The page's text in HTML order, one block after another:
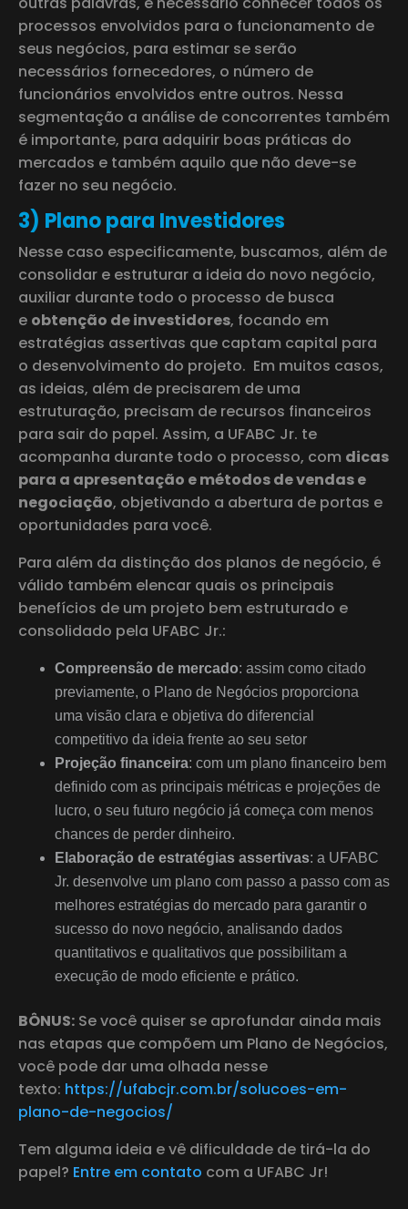
processos envolvidos para o funcionamento de
seus negócios, para estimar se serão
necessários fornecedores, o número de
funcionários envolvidos entre outros. Nessa
segmentação a análise de concorrentes também
é importante, para adquirir boas práticas do
mercados e também aquilo que não deve-se
fazer no seu negócio.
3) Plano para Investidores
Nesse caso especificamente, buscamos, além de
consolidar e estruturar a ideia do novo negócio,
auxiliar durante todo o processo de busca
e obtenção de investidores, focando em
estratégias assertivas que captam capital para
o desenvolvimento do projeto. Em muitos casos,
as ideias, além de precisarem de uma
estruturação, precisam de recursos financeiros
para sair do papel. Assim, a UFABC Jr. te
acompanha durante todo o processo, com dicas
para a apresentação e métodos de vendas e
negociação, objetivando a abertura de portas e
oportunidades para você.
Para além da distinção dos planos de negócio, é
válido também elencar quais os principais
benefícios de um projeto bem estruturado e
consolidado pela UFABC Jr.:
Compreensão de mercado: assim como citado
previamente, o Plano de Negócios proporciona
uma visão clara e objetiva do diferencial
competitivo da ideia frente ao seu setor
Projeção financeira: com um plano financeiro bem
definido com as principais métricas e projeções de
lucro, o seu futuro negócio já começa com menos
chances de perder dinheiro.
Elaboração de estratégias assertivas: a UFABC
Jr. desenvolve um plano com passo a passo com as
melhores estratégias do mercado para garantir o
sucesso do novo negócio, analisando dados
quantitativos e qualitativos que possibilitam a
execução de modo eficiente e prático.
BÔNUS: Se você quiser se aprofundar ainda mais
nas etapas que compõem um Plano de Negócios,
você pode dar uma olhada nesse
texto: https://ufabcjr.com.br/solucoes-em-
plano-de-negocios/
Tem alguma ideia e vê dificuldade de tirá-la do
papel? Entre em contato com a UFABC Jr!